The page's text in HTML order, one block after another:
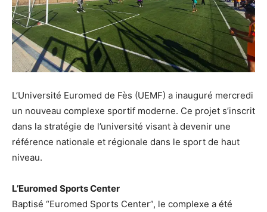
L’Université Euromed de Fès (UEMF) a inauguré mercredi
un nouveau complexe sportif moderne. Ce projet s’inscrit
dans la stratégie de l’université visant à devenir une
référence nationale et régionale dans le sport de haut
niveau.
L’Euromed Sports Center
Baptisé “Euromed Sports Center”, le complexe a été